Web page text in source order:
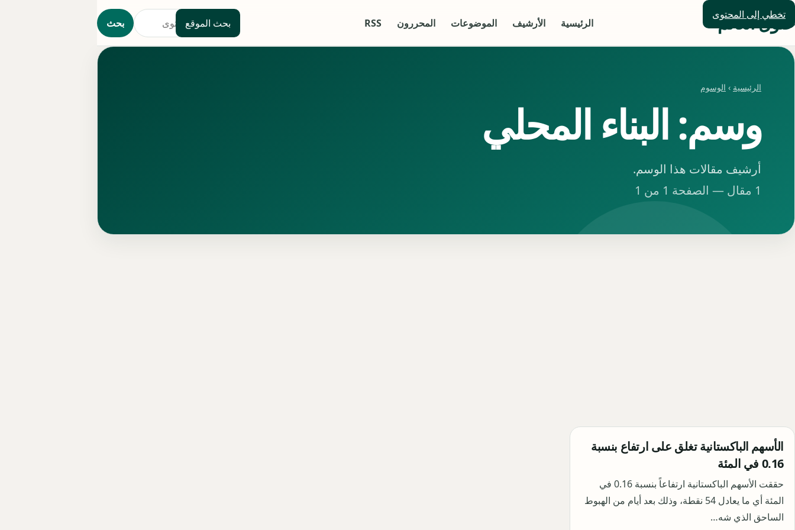
تخطي إلى المحتوى
حلول العالم الرئيسية الأرشيف الموضوعات المحررون RSS بحث الموقع بحث
الرئيسية › الوسوم
وسم: البناء المحلي
أرشيف مقالات هذا الوسم.
1 مقال — الصفحة 1 من 1
الأسهم الباكستانية تغلق على ارتفاع بنسبة
0.16 في المئة
حققت الأسهم الباكستانية ارتفاعاً بنسبة 0.16 في
المئة أي ما يعادل 54 نقطة، وذلك بعد أيام من الهبوط
الساحق الذي شه…